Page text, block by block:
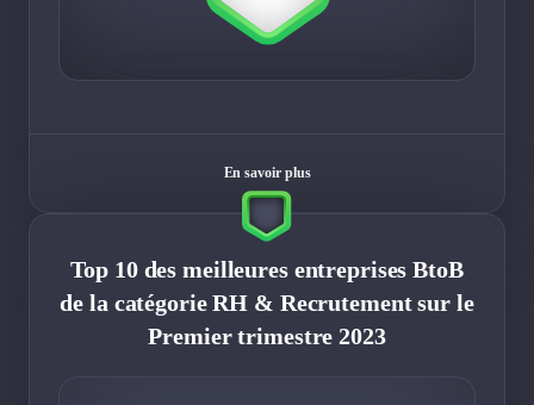
En savoir plus
Top 10 des meilleures entreprises BtoB
de la catégorie RH & Recrutement sur le
Premier trimestre 2023